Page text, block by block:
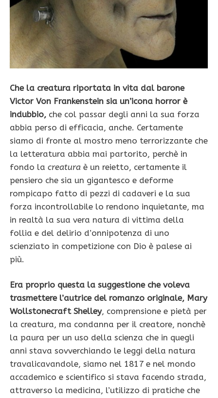
Che la creatura riportata in vita dal barone
Victor Von Frankenstein sia un’icona horror è
indubbio, che col passar degli anni la sua forza
abbia perso di efficacia, anche. Certamente
siamo di fronte al mostro meno terrorizzante che
la letteratura abbia mai partorito, perchè in
fondo la creatura è un reietto, certamente il
pensiero che sia un gigantesco e deforme
rompicapo fatto di pezzi di cadaveri e la sua
forza incontrollabile lo rendono inquietante, ma
in realtà la sua vera natura di vittima della
follia e del delirio d’onnipotenza di uno
scienziato in competizione con Dio è palese ai
più.
Era proprio questa la suggestione che voleva
trasmettere l’autrice del romanzo originale, Mary
Wollstonecraft Shelley, comprensione e pietà per
la creatura, ma condanna per il creatore, nonchè
la paura per un uso della scienza che in quegli
anni stava sovverchiando le leggi della natura
travalicavandole, siamo nel 1817 e nel mondo
accademico e scientifico si stava facendo strada,
attraverso la medicina, l’utilizzo di pratiche che